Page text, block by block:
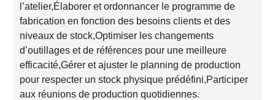
l’atelier,Élaborer et ordonnancer le programme de
fabrication en fonction des besoins clients et des
niveaux de stock,Optimiser les changements
d’outillages et de références pour une meilleure
efficacité,Gérer et ajuster le planning de production
pour respecter un stock physique prédéfini,Participer
aux réunions de production quotidiennes.